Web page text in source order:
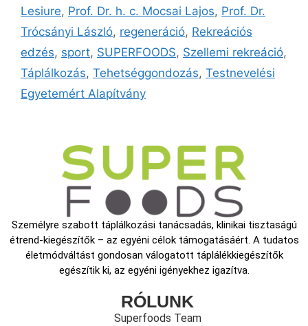
Lesiure, Prof. Dr. h. c. Mocsai Lajos, Prof. Dr.
Trócsányi László, regeneráció, Rekreációs
edzés, sport, SUPERFOODS, Szellemi rekreáció,
Táplálkozás, Tehetséggondozás, Testnevelési
Egyetemért Alapítvány
Személyre szabott táplálkozási tanácsadás, klinikai tisztaságú
étrend-kiegészítők – az egyéni célok támogatásáért. A tudatos
életmódváltást gondosan válogatott táplálékkiegészítők
egészítik ki, az egyéni igényekhez igazítva.
RÓLUNK
Superfoods Team